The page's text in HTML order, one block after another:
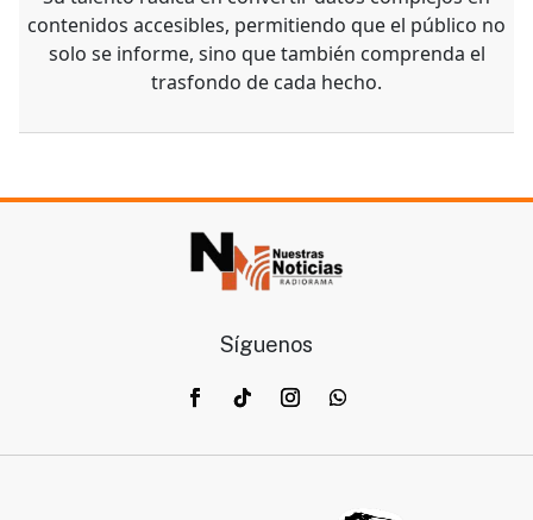
contenidos accesibles, permitiendo que el público no
solo se informe, sino que también comprenda el
trasfondo de cada hecho.
Síguenos